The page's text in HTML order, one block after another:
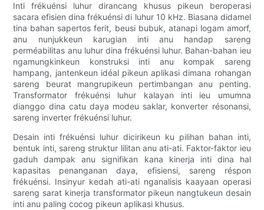
Inti frékuénsi luhur dirancang khusus pikeun beroperasi
sacara efisien dina frékuénsi di luhur 10 kHz. Biasana didamel
tina bahan sapertos ferit, beusi bubuk, atanapi logam amorf,
anu nunjukkeun karugian inti anu handap sareng
perméabilitas anu luhur dina frékuénsi luhur. Bahan-bahan ieu
ngamungkinkeun konstruksi inti anu kompak sareng
hampang, jantenkeun idéal pikeun aplikasi dimana rohangan
sareng beurat mangrupikeun pertimbangan anu penting.
Transformator frékuénsi luhur kalayan inti ieu umumna
dianggo dina catu daya modeu saklar, konverter résonansi,
sareng inverter frékuénsi luhur.
Desain inti frékuénsi luhur dicirikeun ku pilihan bahan inti,
bentuk inti, sareng struktur lilitan anu ati-ati. Faktor-faktor ieu
gaduh dampak anu signifikan kana kinerja inti dina hal
kapasitas penanganan daya, efisiensi, sareng réspon
frékuénsi. Insinyur kedah ati-ati nganalisis kaayaan operasi
sareng sarat kinerja transformator pikeun nangtukeun desain
inti anu paling cocog pikeun aplikasi khusus.